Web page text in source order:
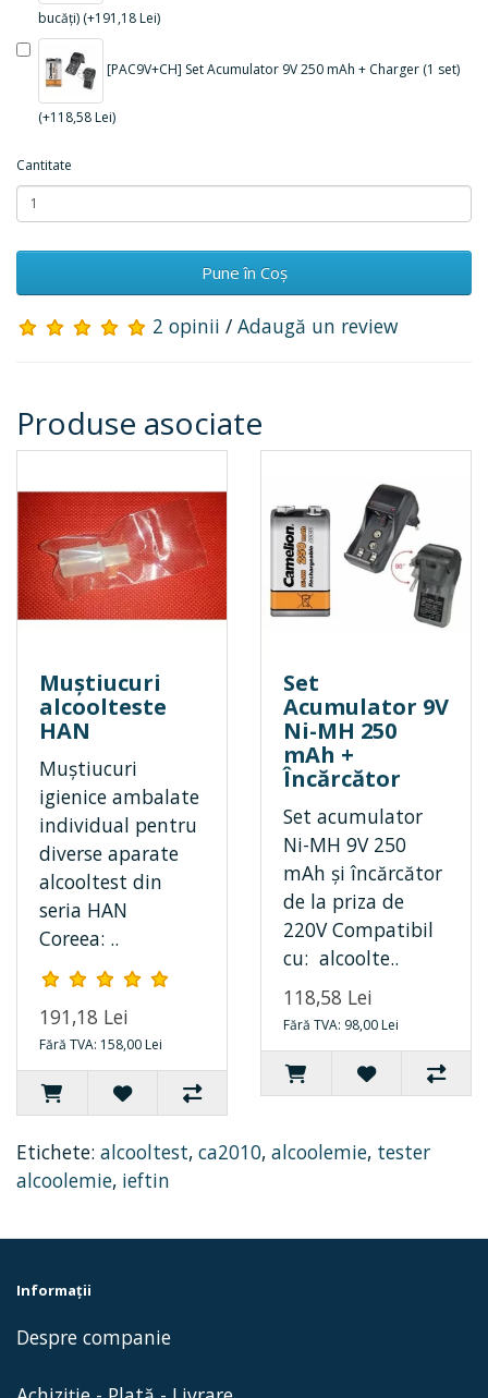
bucăți) (+191,18 Lei)
[PAC9V+CH] Set Acumulator 9V 250 mAh + Charger (1 set)
(+118,58 Lei)
Cantitate
Pune în Coş
2 opinii / Adaugă un review
Produse asociate
Muștiucuri
alcoolteste
HAN
Muștiucuri
igienice ambalate
individual pentru
diverse aparate
alcooltest din
seria HAN
Coreea: ..
191,18 Lei
Fără TVA: 158,00 Lei
Set
Acumulator 9V
Ni-MH 250
mAh +
Încărcător
Set acumulator
Ni-MH 9V 250
mAh și încărcător
de la priza de
220V Compatibil
cu: alcoolte..
118,58 Lei
Fără TVA: 98,00 Lei
Etichete: alcooltest, ca2010, alcoolemie, tester
alcoolemie, ieftin
Informaţii
Despre companie